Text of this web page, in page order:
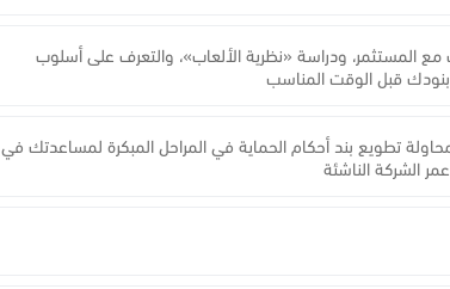
ودراسة «نظرية الألعاب»، والتعرف على أسلوب
قبل الوقت المناسب
تطويع بند أحكام الحماية في المراحل المبكرة لمساعدتك في
الشركة الناشئة